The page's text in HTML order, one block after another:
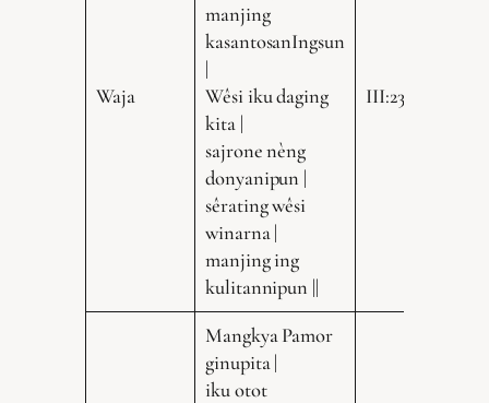
Waja
manjing
kasantosanIngsun
|
Wêsi iku daging
kita |
sajrone nèng
donyanipun |
sêrating wêsi
winarna |
manjing ing
kulitannipun ||
III:235.20
Mangkya Pamor
ginupita |
iku otot